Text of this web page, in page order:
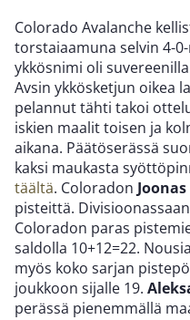
Colorado Avalanche
torstaiaamuna selvin 4-
ykkösnimi oli
Avsin ykkösketjun oikea
pelannut tähti takoi
iskien maalit toisen ja
aikana. Päätöserässä
kaksi maukasta
täältä. Coloradon
pisteittä.
Coloradon paras
saldolla 10+12=22.
myös koko sarjan
joukkoon sijalle 19.
perässä pienemmällä